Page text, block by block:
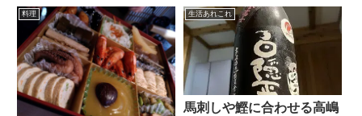
料理 生活あれこれ
馬刺しや鰹に合わせる高嶋